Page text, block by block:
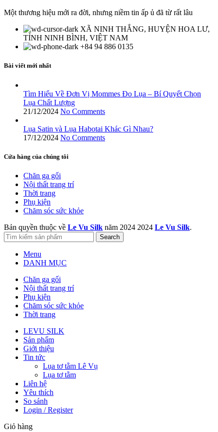
Một thương hiệu mới ra đời, nhưng niềm tin ấp ủ đã từ rất lâu
XÃ NINH THẮNG, HUYỆN HOA LƯ,
TỈNH NINH BÌNH, VIỆT NAM
+84 94 886 0135
Bài viết mới nhất
Tìm Hiểu Về Đơn Vị Mommes Đo Lụa – Bí Quyết Chọn
Lụa Chất Lượng
21/12/2024 No Comments
Lụa Satin và Lụa Habotai Khác Gì Nhau?
17/12/2024 No Comments
Cửa hàng của chúng tôi
Chăn ga gối
Nội thất trang trí
Thời trang
Phụ kiện
Chăm sóc sức khỏe
Bản quyền thuộc về Le Vu Silk năm 2024 2024 Le Vu Silk.
Search
Menu
DANH MỤC
Chăn ga gối
Nội thất trang trí
Phụ kiện
Chăm sóc sức khỏe
Thời trang
LEVU SILK
Sản phẩm
Giới thiệu
Tin tức
Lụa tơ tằm Lê Vụ
Lụa tơ tằm
Liên hệ
Yêu thích
So sánh
Login / Register
Giỏ hàng